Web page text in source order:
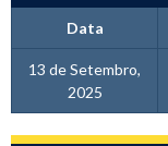
Data
13 de Setembro,
2025